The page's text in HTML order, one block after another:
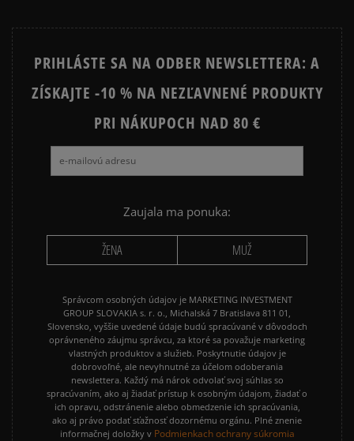
PRIHLÁSTE SA NA ODBER NEWSLETTERA: A
ZÍSKAJTE -10 % NA NEZĽAVNENÉ PRODUKTY
PRI NÁKUPOCH NAD 80 €
Zaujala ma ponuka:
ŽENA MUŽ
Správcom osobných údajov je MARKETING INVESTMENT
GROUP SLOVAKIA s. r. o., Michalská 7 Bratislava 811 01,
Slovensko, vyššie uvedené údaje budú spracúvané v dôvodoch
oprávneného záujmu správcu, za ktoré sa považuje marketing
vlastných produktov a služieb. Poskytnutie údajov je
dobrovoľné, ale nevyhnutné za účelom odoberania
newslettera. Každý má nárok odvolať svoj súhlas so
spracúvaním, ako aj žiadať prístup k osobným údajom, žiadať o
ich opravu, odstránenie alebo obmedzenie ich spracúvania,
ako aj právo podať sťažnosť dozornému orgánu. Plné znenie
informačnej doložky v Podmienkach ochrany súkromia